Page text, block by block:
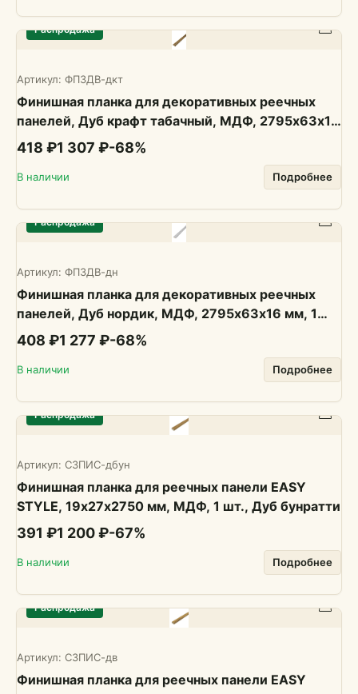
Распродажа
Артикул: ФП3ДВ-дкт
Финишная планка для декоративных реечных
панелей, Дуб крафт табачный, МДФ, 2795х63х16
мм, 1 шт., PLASTWOOD
418 ₽1 307 ₽-68%
В наличии Подробнее
Распродажа
Артикул: ФП3ДВ-дн
Финишная планка для декоративных реечных
панелей, Дуб нордик, МДФ, 2795х63х16 мм, 1
шт., PLASTWOOD
408 ₽1 277 ₽-68%
В наличии Подробнее
Распродажа
Артикул: СЗПИС-дбун
Финишная планка для реечных панели EASY
STYLE, 19х27х2750 мм, МДФ, 1 шт., Дуб бунратти
391 ₽1 200 ₽-67%
В наличии Подробнее
Распродажа
Артикул: СЗПИС-дв
Финишная планка для реечных панели EASY